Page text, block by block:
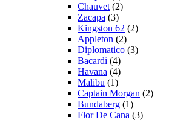
Chauvet (2)
Zacapa (3)
Kingston 62 (2)
Appleton (2)
Diplomatico (3)
Bacardi (4)
Havana (4)
Malibu (1)
Captain Morgan (2)
Bundaberg (1)
Flor De Cana (3)